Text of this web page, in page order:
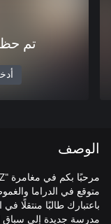
تم
الوصف
متوقع في الدراما
باعتبارك طالبًا منتقلًا
مدرسة جديدة إلى سباق